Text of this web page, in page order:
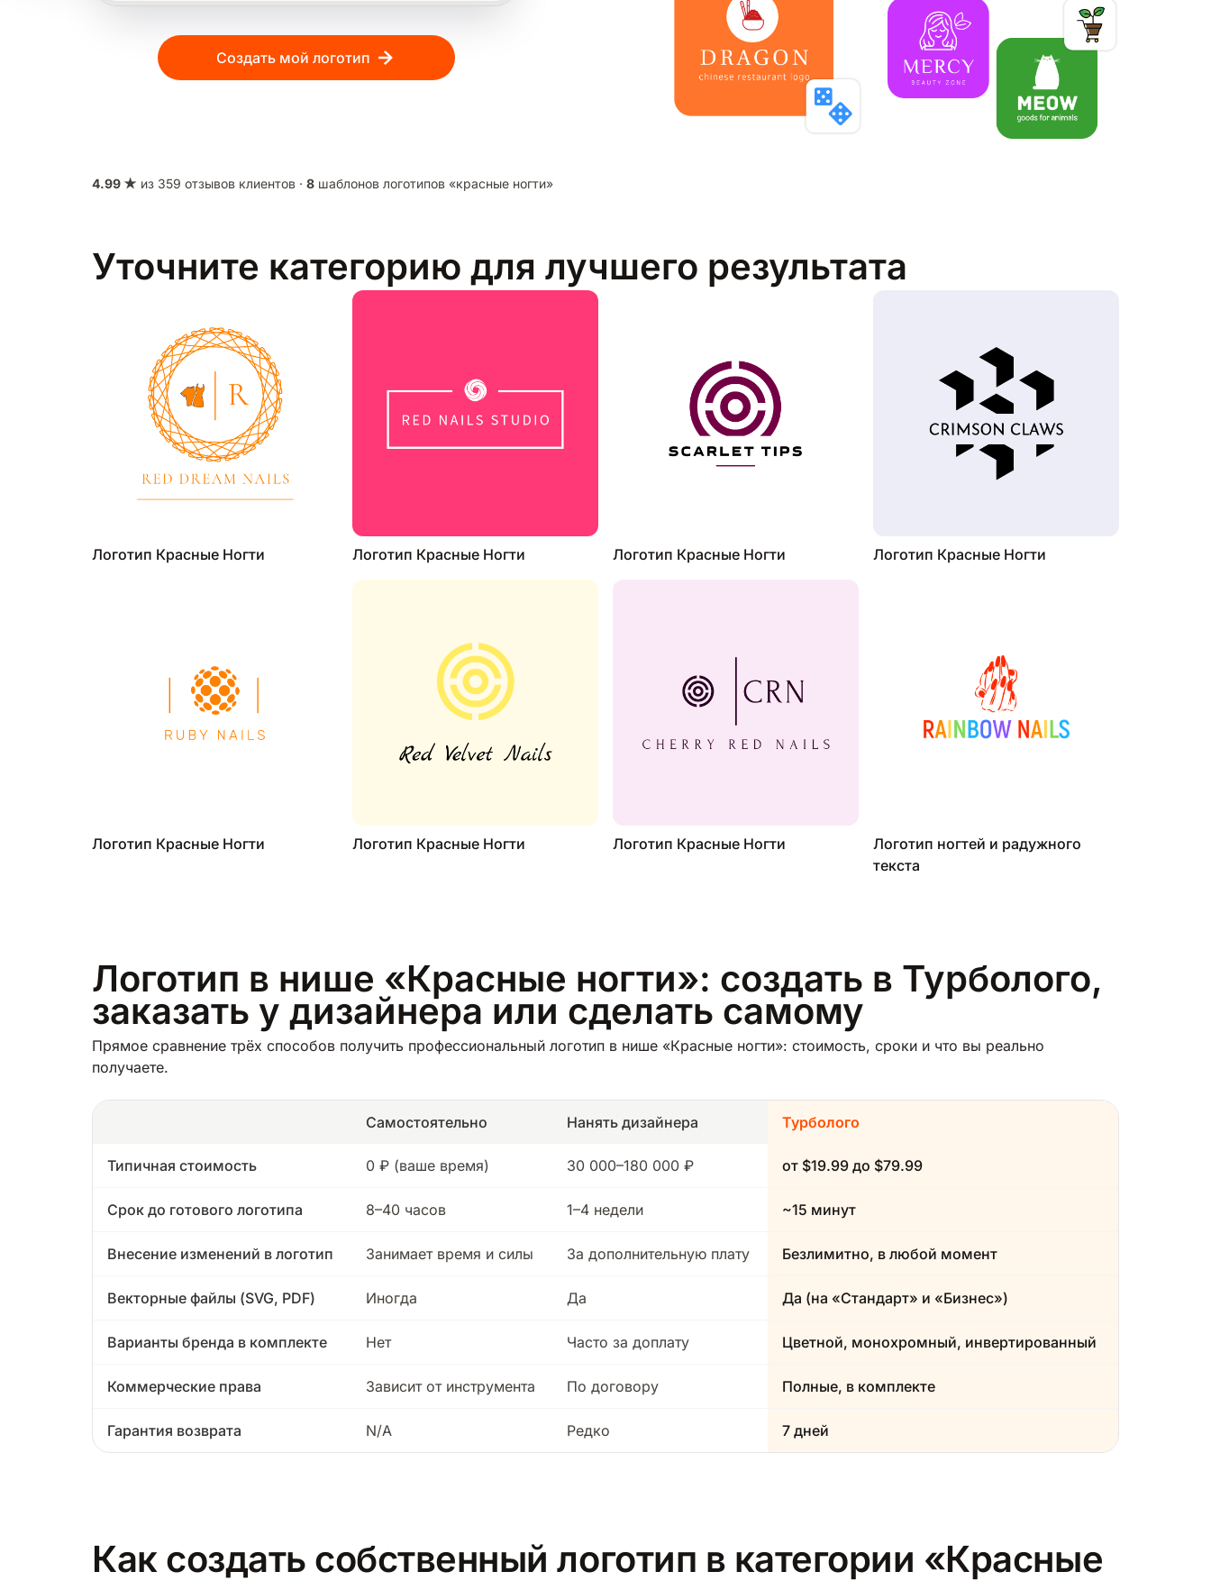
Создать мой логотип
4.99 ★ из 359 отзывов клиентов · 8 шаблонов логотипов «красные ногти»
Уточните категорию для лучшего результата
Логотип Красные Ногти Логотип Красные Ногти Логотип Красные Ногти Логотип Красные Ногти
Логотип Красные Ногти Логотип Красные Ногти Логотип Красные Ногти
Логотип ногтей и радужного
текста
Логотип в нише «Красные ногти»: создать в Турболого,
заказать у дизайнера или сделать самому
Прямое сравнение трёх способов получить профессиональный логотип в нише «Красные ногти»: стоимость, сроки и что вы реально
получаете.
Самостоятельно Нанять дизайнера Турболого
Типичная стоимость 0 ₽ (ваше время) 30 000–180 000 ₽ от $19.99 до $79.99
Срок до готового логотипа 8–40 часов 1–4 недели ~15 минут
Внесение изменений в логотип Занимает время и силы За дополнительную плату Безлимитно, в любой момент
Векторные файлы (SVG, PDF) Иногда Да Да (на «Стандарт» и «Бизнес»)
Варианты бренда в комплекте Нет Часто за доплату Цветной, монохромный, инвертированный
Коммерческие права Зависит от инструмента По договору Полные, в комплекте
Гарантия возврата N/A Редко 7 дней
Как создать собственный логотип в категории «Красные